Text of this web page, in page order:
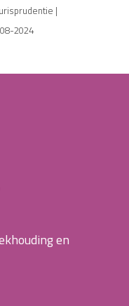
|
2024
en